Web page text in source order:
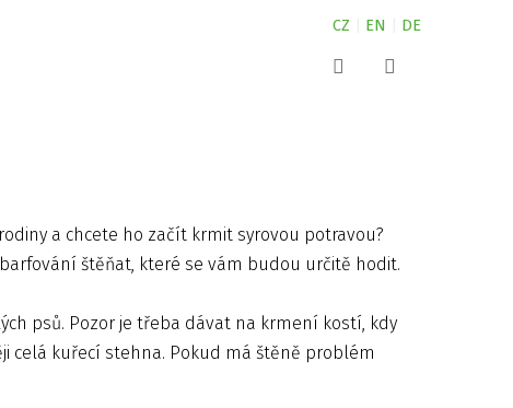
CZ EN DE
Vital Snack
Aquarium
a chcete ho začít krmit syrovou potravou?
štěňat, které se vám budou určitě hodit.
psů. Pozor je třeba dávat na krmení kostí, kdy
celá kuřecí stehna. Pokud má štěně problém